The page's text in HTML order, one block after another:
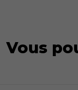
Vous